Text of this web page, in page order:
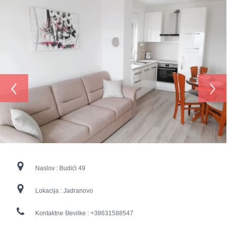
‹ ›
Naslov : Budići 49
Lokacija : Jadranovo
Kontaktne številke : +38631588547